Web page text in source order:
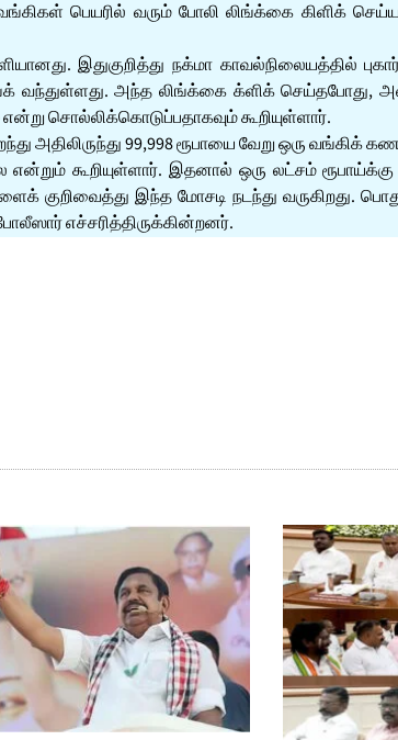
வங்கிகள் பெயரில் வரும் போலி லிங்க்கை கிளிக்
இதுகுறித்து நக்மா காவல்நிலையத்தில்
வந்துள்ளது. அந்த லிங்க்கை க்ளிக் செய்தபோது,
சொல்லிக்கொடுப்பதாகவும் கூறியுள்ளார்.
99,998 ரூபாயை வேறு ஒரு வங்கிக்
கூறியுள்ளார். இதனால் ஒரு லட்சம்
குறிவைத்து இந்த மோசடி நடந்து வருகிறது.
எச்சரித்திருக்கின்றனர்.